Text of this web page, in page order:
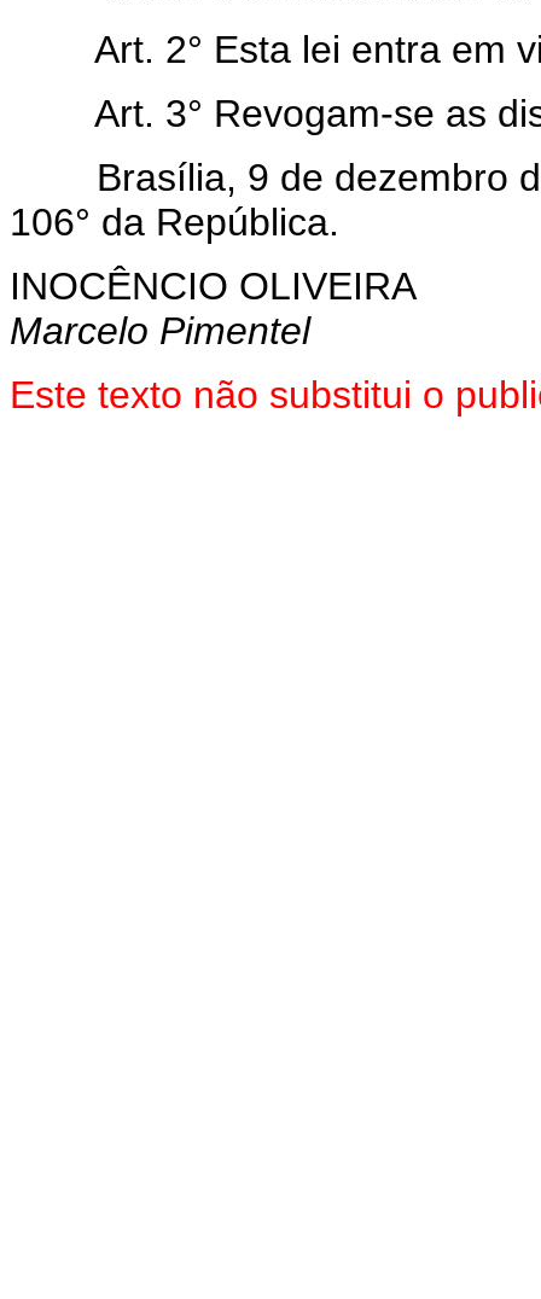
Art. 2° Esta lei entra em
Art. 3° Revogam-se as
Brasília, 9 de dezembro
106° da República.
INOCÊNCIO OLIVEIRA
Marcelo Pimentel
Este texto não substitui o